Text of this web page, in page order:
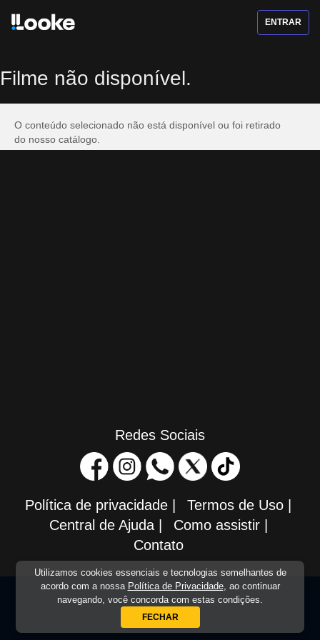
Utilizamos cookies essenciais e tecnologias semelhantes de
acordo com a nossa Política de Privacidade, ao continuar
navegando, você concorda com estas condições.
FECHAR
ENTRAR
Filme não disponível.
O conteúdo selecionado não está disponível ou foi retirado
do nosso catálogo.
Redes Sociais
Política de privacidade Termos de Uso
Central de Ajuda
Como assistir
Contato